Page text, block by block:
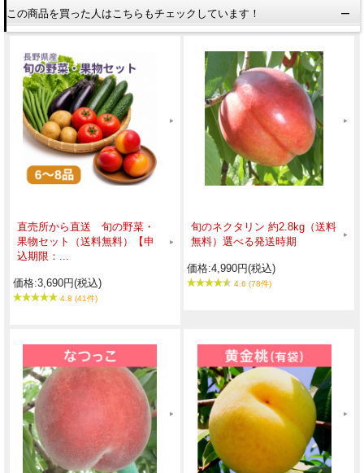
この商品を買った人はこちらもチェックしています！
直売所から直送 旬の野菜・
果物セット（送料無料）【申
込期限：...
価格:3,690円(税込)
4.8 (41件)
旬のネクタリン 約2.8kg（送料
無料）選べる発送時期
価格:4,990円(税込)
4.6 (78件)